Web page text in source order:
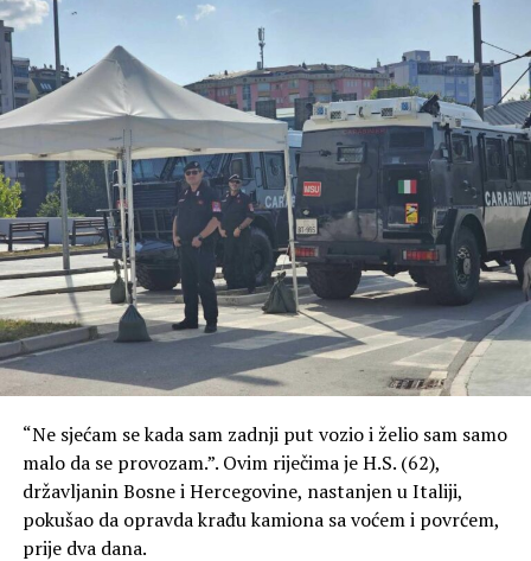
“Ne sjećam se kada sam zadnji put vozio i želio sam samo
malo da se provozam.”. Ovim riječima je H.S. (62),
državljanin Bosne i Hercegovine, nastanjen u Italiji,
pokušao da opravda krađu kamiona sa voćem i povrćem,
prije dva dana.